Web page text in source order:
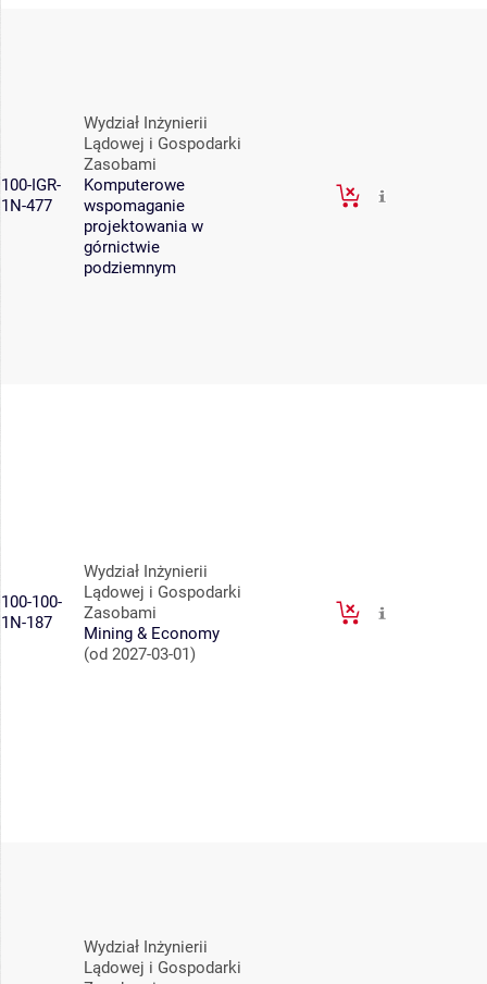
100-IGR-
1N-477
Wydział Inżynierii
Lądowej i Gospodarki
Zasobami
Komputerowe
wspomaganie
projektowania w
górnictwie
podziemnym
100-100-
1N-187
Wydział Inżynierii
Lądowej i Gospodarki
Zasobami
Mining & Economy
(od 2027-03-01)
Wydział Inżynierii
Lądowej i Gospodarki